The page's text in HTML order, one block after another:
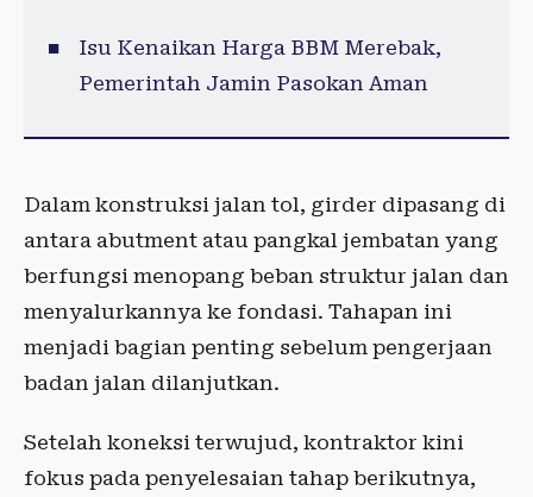
Isu Kenaikan Harga BBM Merebak,
Pemerintah Jamin Pasokan Aman
Dalam konstruksi jalan tol, girder dipasang di
antara abutment atau pangkal jembatan yang
berfungsi menopang beban struktur jalan dan
menyalurkannya ke fondasi. Tahapan ini
menjadi bagian penting sebelum pengerjaan
badan jalan dilanjutkan.
Setelah koneksi terwujud, kontraktor kini
fokus pada penyelesaian tahap berikutnya,